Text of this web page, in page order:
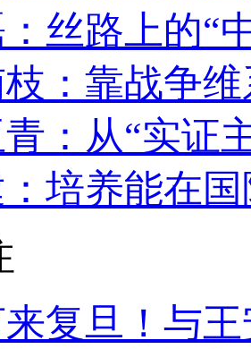
丝路上的“
：靠战争
：从“实证
：培养能在
复旦！与